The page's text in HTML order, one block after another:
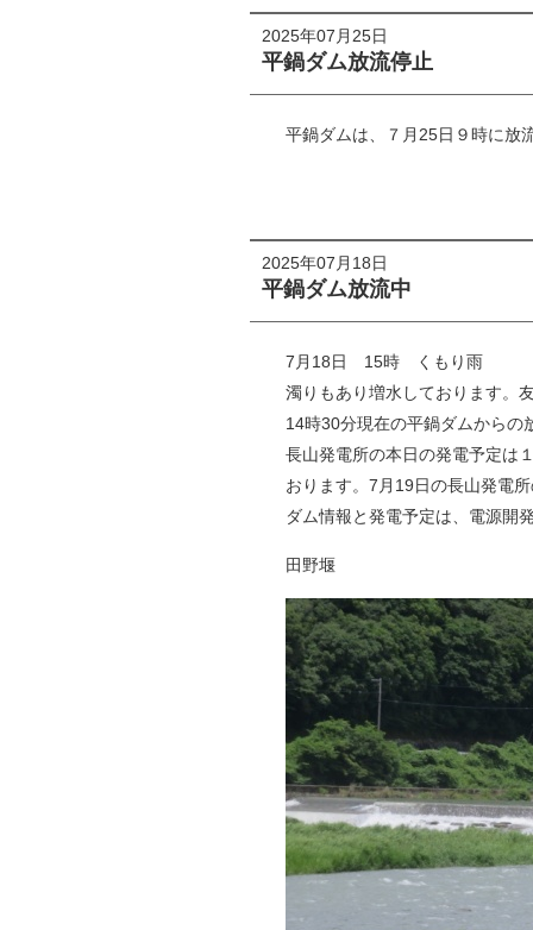
2025年07月25日
平鍋ダム放流停止
平鍋ダムは、７月25日９時に放
2025年07月18日
平鍋ダム放流中
7月18日 15時 くもり雨
濁りもあり増水しております。
14時30分現在の平鍋ダムからの
長山発電所の本日の発電予定は
おります。7月19日の長山発電
ダム情報と発電予定は、電源
田野堰